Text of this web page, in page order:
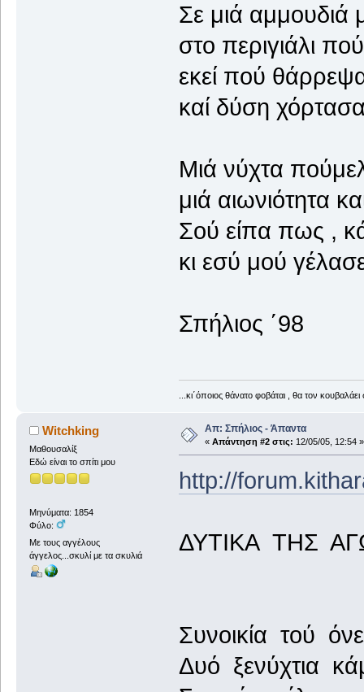
Σε μιά αμμουδιά
στο περιγιάλι
εκεί πού
καί δύση
Μιά νύχτα
μιά αιωνιότητα
Σού είπα πως ,
κι εσύ μού
Σπήλιος ΄98
...κι΄όποιος θάνατο φοβάται , θα τον
Witchking
Μαθουσαλίξ
Εδώ είναι το σπίτι μου
Μηνύματα: 1854
Φύλο:
Με τους αγγέλους
άγγελος...σκυλί με τα σκυλιά
Απ: Σπήλιος - Άπαντα
« Απάντηση #2 στις: 12/05/05, 12:54 »
http://
ΔΥΤΙΚΑ ΤΗΣ
Συνοικία τού
Δυό ξενύχτια